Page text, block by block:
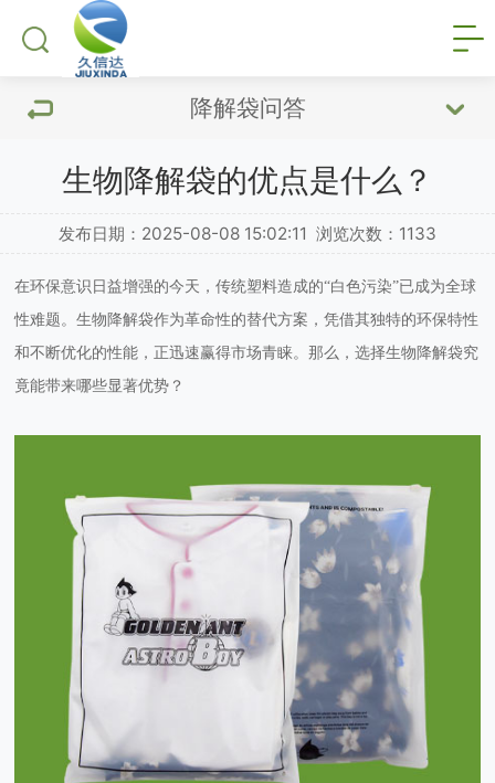
降解袋问答
生物降解袋的优点是什么？
发布日期：2025-08-08 15:02:11 浏览次数： 1133
在环保意识日益增强的今天，传统塑料造成的“白色污染”已成为全球
性难题。生物降解袋作为革命性的替代方案，凭借其独特的环保特性
和不断优化的性能，正迅速赢得市场青睐。那么，选择生物降解袋究
竟能带来哪些显著优势？